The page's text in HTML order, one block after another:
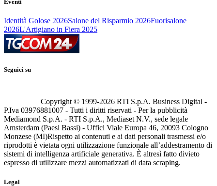
Eventi
Identità Golose 2026Salone del Risparmio 2026Fuorisalone
2026L'Artigiano in Fiera 2025
Seguici su
Copyright © 1999-2026 RTI S.p.A. Business Digital -
P.Iva 03976881007 - Tutti i diritti riservati - Per la pubblicità
Mediamond S.p.A. - RTI S.p.A., Mediaset N.V., sede legale
Amsterdam (Paesi Bassi) - Uffici Viale Europa 46, 20093 Cologno
Monzese (MI)Rispetto ai contenuti e ai dati personali trasmessi e/o
riprodotti è vietata ogni utilizzazione funzionale all’addestramento di
sistemi di intelligenza artificiale generativa. È altresì fatto divieto
espresso di utilizzare mezzi automatizzati di data scraping.
Legal